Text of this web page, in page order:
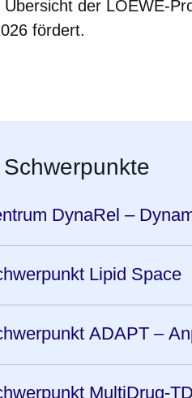
der LOEWE-
fördert.
DynaRel –
Lipid Space
ADAPT –
MultiDrug-